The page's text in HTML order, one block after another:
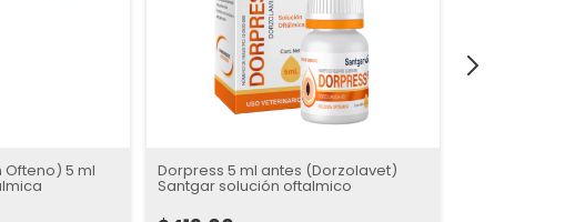
5 ml Dorpress 5 ml antes (Dorzolavet)
Santgar solución oftalmico